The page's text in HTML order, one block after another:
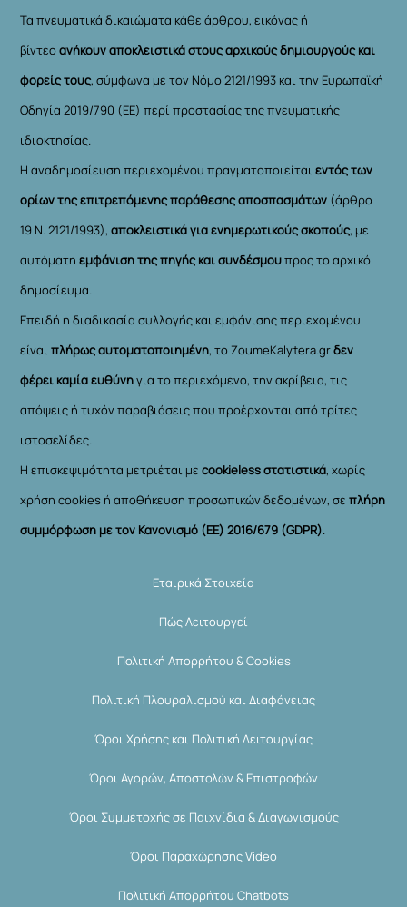
Τα πνευματικά δικαιώματα κάθε άρθρου, εικόνας ή
βίντεοανήκουν αποκλειστικά στους αρχικούς δημιουργούς και
φορείς τους, σύμφωνα με τον Νόμο 2121/1993 και την Ευρωπαϊκή
Οδηγία 2019/790 (ΕΕ) περί προστασίας της πνευματικής
ιδιοκτησίας.
Η αναδημοσίευση περιεχομένου πραγματοποιείταιεντός των
ορίων της επιτρεπόμενης παράθεσης αποσπασμάτων (άρθρο
19 Ν. 2121/1993), αποκλειστικά για ενημερωτικούς σκοπούς, με
αυτόματηεμφάνιση της πηγής και συνδέσμουπρος το αρχικό
δημοσίευμα.
Επειδή η διαδικασία συλλογής και εμφάνισης περιεχομένου
είναιπλήρως αυτοματοποιημένη, το ZoumeKalytera.grδεν
φέρει καμία ευθύνηγια το περιεχόμενο, την ακρίβεια, τις
απόψεις ή τυχόν παραβιάσεις που προέρχονται από τρίτες
ιστοσελίδες.
Η επισκεψιμότητα μετριέται μεcookieless στατιστικά, χωρίς
χρήση cookies ή αποθήκευση προσωπικών δεδομένων, σεπλήρη
συμμόρφωση με τον Κανονισμό (ΕΕ) 2016/679 (GDPR).
Εταιρικά Στοιχεία
Πώς Λειτουργεί
Πολιτική Απορρήτου & Cookies
Πολιτική Πλουραλισμού και Διαφάνειας
Όροι Χρήσης και Πολιτική Λειτουργίας
Όροι Αγορών, Αποστολών & Επιστροφών
Όροι Συμμετοχής σε Παιχνίδια & Διαγωνισμούς
Όροι Παραχώρησης Video
Πολιτική Απορρήτου Chatbots